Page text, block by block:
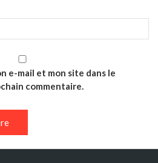
e-mail et mon site dans le
commentaire.